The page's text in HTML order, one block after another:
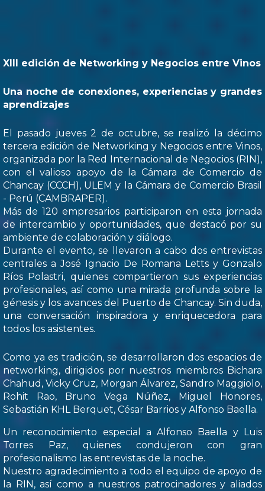
XIII edición de Networking y Negocios entre Vinos
Una noche de conexiones, experiencias y grandes
aprendizajes
El pasado jueves 2 de octubre, se realizó la décimo
tercera edición de Networking y Negocios entre Vinos,
organizada por la Red Internacional de Negocios (RIN),
con el valioso apoyo de la Cámara de Comercio de
Chancay (CCCH), ULEM y la Cámara de Comercio Brasil
- Perú (CAMBRAPER).
Más de 120 empresarios participaron en esta jornada
de intercambio y oportunidades, que destacó por su
ambiente de colaboración y diálogo.
Durante el evento, se llevaron a cabo dos entrevistas
centrales a José Ignacio De Romana Letts y Gonzalo
Ríos Polastri, quienes compartieron sus experiencias
profesionales, así como una mirada profunda sobre la
génesis y los avances del Puerto de Chancay. Sin duda,
una conversación inspiradora y enriquecedora para
todos los asistentes.
Como ya es tradición, se desarrollaron dos espacios de
networking, dirigidos por nuestros miembros Bichara
Chahud, Vicky Cruz, Morgan Álvarez, Sandro Maggiolo,
Rohit Rao, Bruno Vega Núñez, Miguel Honores,
Sebastián KHL Berquet, César Barrios y Alfonso Baella.
Un reconocimiento especial a Alfonso Baella y Luis
Torres Paz, quienes condujeron con gran
profesionalismo las entrevistas de la noche.
Nuestro agradecimiento a todo el equipo de apoyo de
la RIN, así como a nuestros patrocinadores y aliados